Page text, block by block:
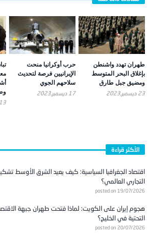
طهران تهدد واشنطن
بإغلاق البحر المتوسط
ومضيق جبل طارق
23 ديسمبر,2023
حرب أوكرانيا منحت
الإيرانيين فرصة لتحديث
سلاحهم الجوي
17 ديسمبر,2023
13 أغسطس,2023
الأكثر قراءة
اقتصاد الجغرافيا السياسية: كيف يعيد الشرق الأوسط
التجاري العالمي؟
posted on 19/07/2026
هجوم إيران على الكويت: لماذا فتحت طهران جبهة
التحتية في الخليج؟
posted on 20/07/2026